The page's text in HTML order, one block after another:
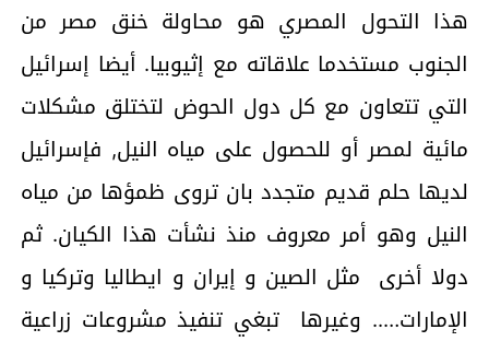
هذا التحول المصري هو محاولة خنق مصر من
الجنوب مستخدما علاقاته مع إثيوبيا. أيضا إسرائيل
التي تتعاون مع كل دول الحوض لتختلق مشكلات
مائية لمصر أو للحصول على مياه النيل, فإسرائيل
لديها حلم قديم متجدد بان تروى ظمؤها من مياه
النيل وهو أمر معروف منذ نشأت هذا الكيان. ثم
دولا أخرى مثل الصين و إيران و ايطاليا وتركيا و
الإمارات….. وغيرها تبغي تنفيذ مشروعات زراعية